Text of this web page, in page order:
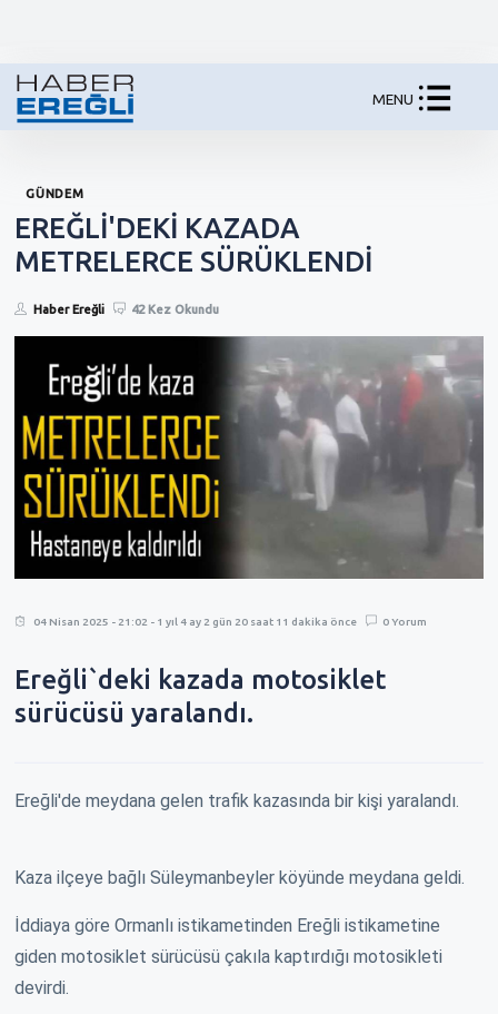
MENU
GÜNDEM
EREĞLİ'DEKİ KAZADA
METRELERCE SÜRÜKLENDİ
Haber Ereğli 42 Kez Okundu
04 Nisan 2025 - 21:02 - 1 yıl 4 ay 2 gün 20 saat 11 dakika önce 0 Yorum
Ereğli`deki kazada motosiklet
sürücüsü yaralandı.
Ereğli'de meydana gelen trafik kazasında bir kişi yaralandı.
Kaza ilçeye bağlı Süleymanbeyler köyünde meydana geldi.
İddiaya göre Ormanlı istikametinden Ereğli istikametine
giden motosiklet sürücüsü çakıla kaptırdığı motosikleti
devirdi.